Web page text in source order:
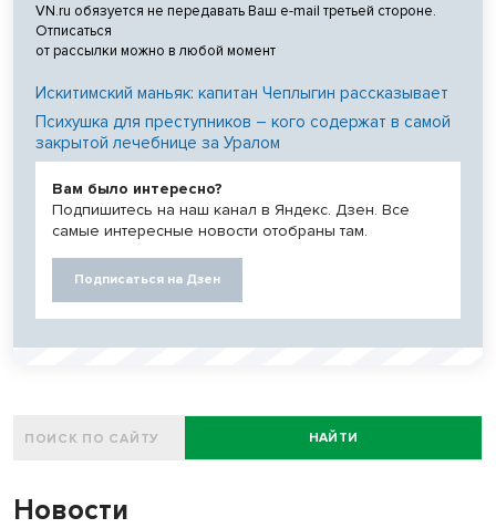
VN.ru обязуется не передавать Ваш e-mail третьей стороне.
Отписаться
от рассылки можно в любой момент
Искитимский маньяк: капитан Чеплыгин рассказывает
Психушка для преступников – кого содержат в самой
закрытой лечебнице за Уралом
Вам было интересно?
Подпишитесь на наш канал в Яндекс. Дзен. Все
самые интересные новости отобраны там.
Подписаться на Дзен
НАЙТИ
Новости